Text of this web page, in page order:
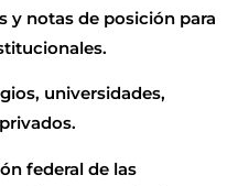
y notas de posición para
universidades,
federal de las